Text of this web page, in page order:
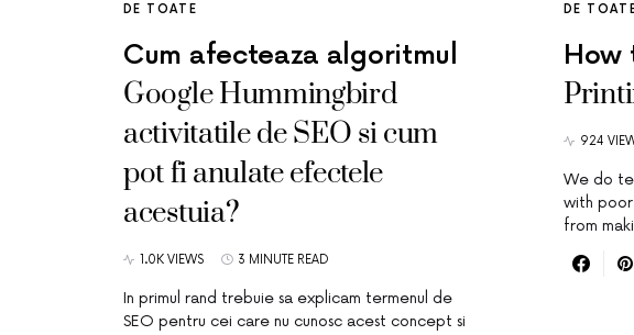
DE TOATE
Cum afecteaza algoritmul
Google Hummingbird
activitatile de SEO si cum
pot fi anulate efectele
acestuia?
1.0K VIEWS 3 MINUTE READ
In primul rand trebuie sa explicam termenul de
SEO pentru cei care nu cunosc acest concept si
DE
How
924
We do
with
from